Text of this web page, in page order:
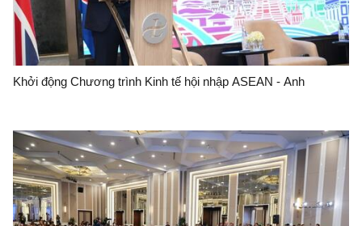
Khởi động Chương trình Kinh tế hội nhập ASEAN - Anh